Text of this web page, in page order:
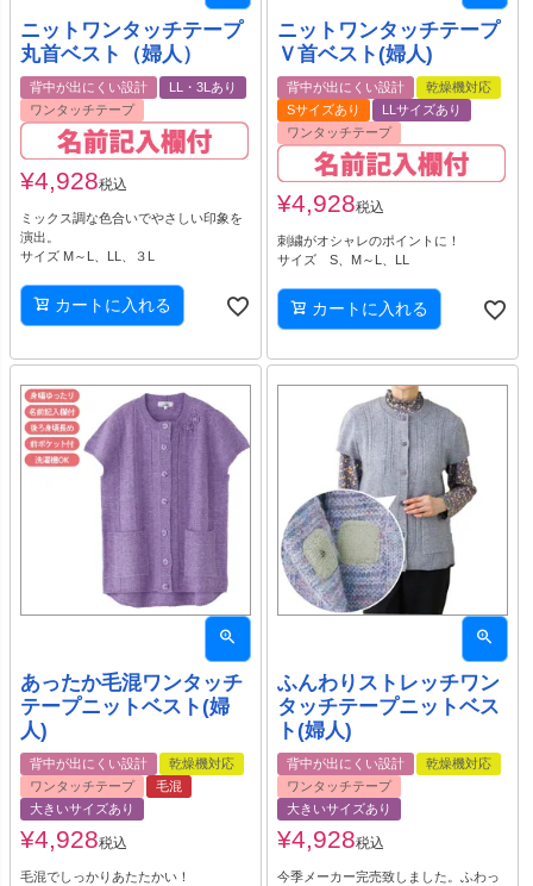
ニットワンタッチテープ
丸首ベスト（婦人）
背中が出にくい設計
LL・3Lあり
ワンタッチテープ
¥4,928税込
ミックス調な色合いでやさしい印象を
演出。
サイズ M～L、LL、３L
カートに入れる
ニットワンタッチテープ
Ｖ首ベスト(婦人)
背中が出にくい設計
乾燥機対応
Sサイズあり
LLサイズあり
ワンタッチテープ
¥4,928税込
刺繍がオシャレのポイントに！
サイズ S、M～L、LL
カートに入れる
あったか毛混ワンタッチ
テープニットベスト(婦
人)
背中が出にくい設計
乾燥機対応
ワンタッチテープ
毛混
大きいサイズあり
¥4,928税込
毛混でしっかりあたたかい！
ふんわりストレッチワン
タッチテープニットベス
ト(婦人)
背中が出にくい設計
乾燥機対応
ワンタッチテープ
大きいサイズあり
¥4,928税込
今季メーカー完売致しました。ふわっ